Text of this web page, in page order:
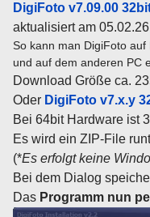
DigiFoto v7.09.00
aktualisiert am
So kann man DigiFoto
und auf dem anderen PC
Download Größe ca.
Oder DigiFoto v7.x.y
Bei 64bit Hardware ist
Es wird ein ZIP-File
(*Es erfolgt keine
Bei dem Dialog
Das Programm nun